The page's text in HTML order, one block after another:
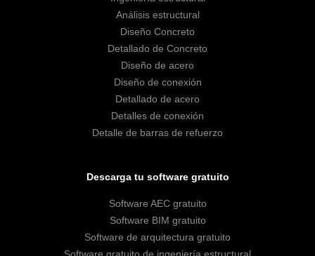
Análisis estructural
Diseño Concreto
Detallado de Concreto
Diseño de acero
Diseño de conexión
Detallado de acero
Detalles de conexión
Detalle de barras de refuerzo
Descarga tu software gratuito
Software AEC gratuito
Software BIM gratuito
Software de arquitectura gratuito